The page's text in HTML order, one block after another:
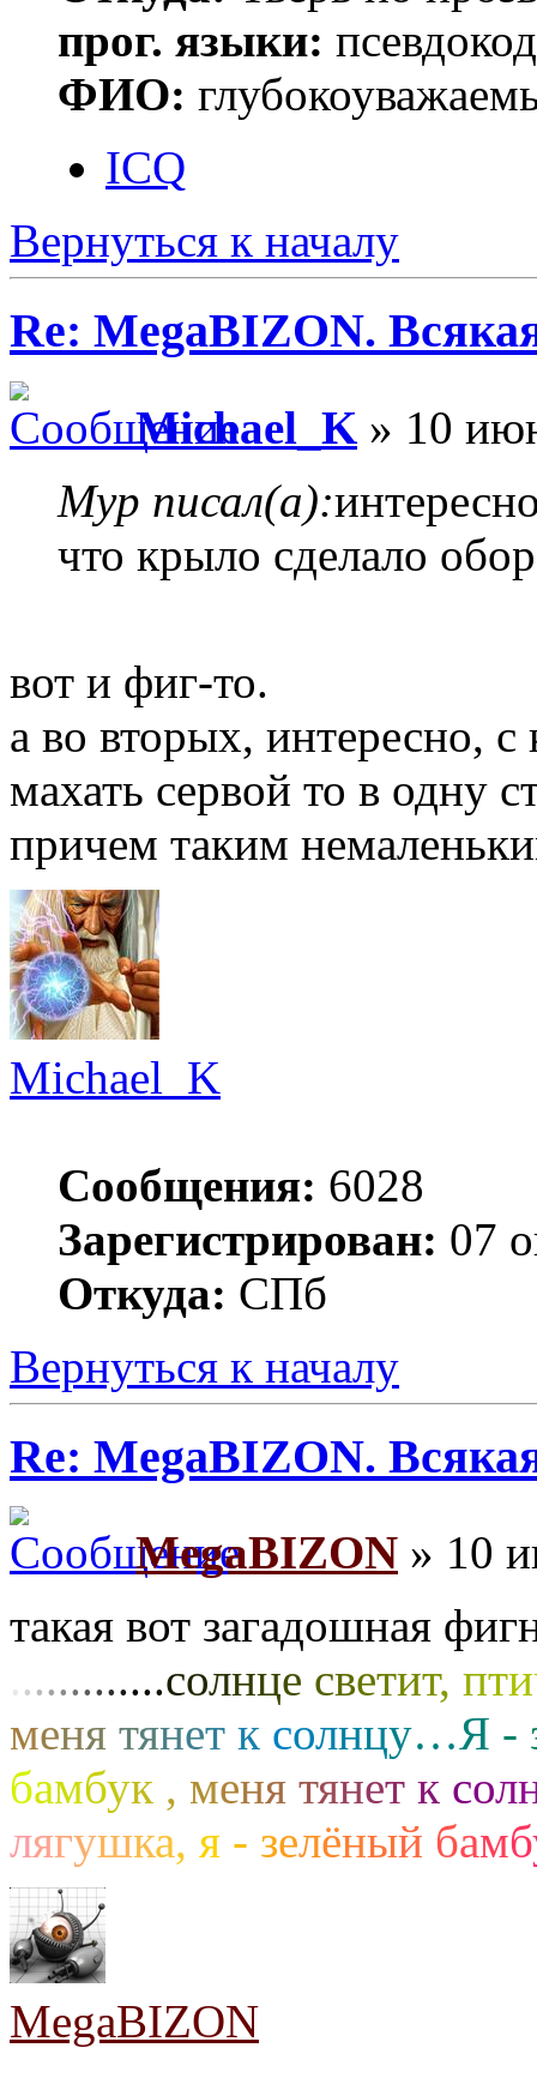
прог. языки:
ФИО:
ICQ
Вернуться к началу
Re: MegaBIZON.
Michael_K » 10
Myp писал(а):
что крыло сделало
вот и фиг-то.
а во вторых, интересно, с
махать сервой то в одну
причем таким
Michael_K
Сообщения: 6028
Зарегистрирован: 07
Откуда: СПб
Вернуться к началу
Re: MegaBIZON.
MegaBIZON » 10
такая вот загадошная
............солнце светит, пти
меня тянет к солнцу…Я -
бамбук , меня тянет к сол
лягушка, я - зелёный бамб
MegaBIZON